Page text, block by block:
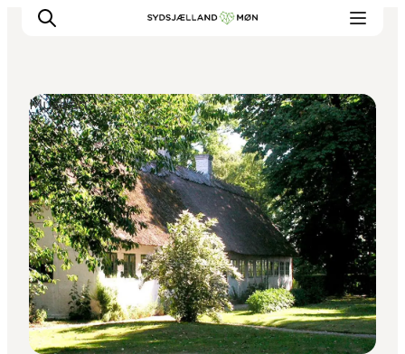
Erleben
Städte und Orte
Events
Essen
Unterkunft
Reise planen
Museen